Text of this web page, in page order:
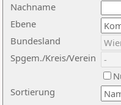
Nachname
Ebene
Sortierung
Bundesland
Spgem./Kreis/Verein